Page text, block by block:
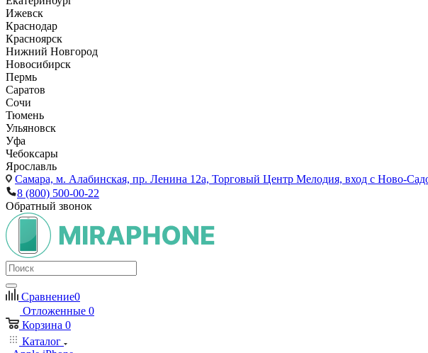
Ижевск
Краснодар
Красноярск
Нижний Новгород
Новосибирск
Пермь
Саратов
Сочи
Тюмень
Ульяновск
Уфа
Чебоксары
Ярославль
Самара, м. Алабинская, пр. Ленина 12а, Торговый Центр Мелодия, вход с Ново-
8 (800) 500-00-22
Обратный звонок
Сравнение0
Отложенные 0
Корзина 0
Каталог